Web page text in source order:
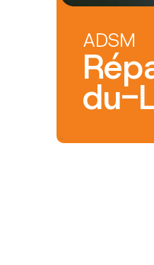
du-
ADSM